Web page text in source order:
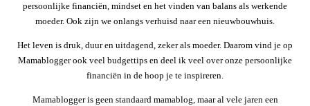
persoonlijke financiën, mindset en het vinden van balans als werkende
moeder. Ook zijn we onlangs verhuisd naar een nieuwbouwhuis.
Het leven is druk, duur en uitdagend, zeker als moeder. Daarom vind je op
Mamablogger ook veel budgettips en deel ik veel over onze persoonlijke
financiën in de hoop je te inspireren.
Mamablogger is geen standaard mamablog, maar al vele jaren een